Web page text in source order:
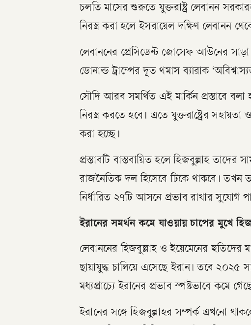
চলতি মাসের শুরুতে যুক্তরাষ্ট্র লেবানন
নিরস্ত্র করা হলে ইসরায়েল দক্ষিণ লেবানন
লেবাননের প্রেসিডেন্ট জোসেফ আউনের সাড়া
ডোনাল্ড ট্রাম্পের দূত থমাস ব্যারাক
সৌদি আরব সমর্থিত এই মার্কিন প্রস্তাবে বলা
নিরস্ত্র করতে হবে। এতে যুক্তরাষ্ট্রের
করা হচ্ছে।
প্রস্তাবটি বাস্তবায়িত হলে হিজবুল্লাহ
রাজনৈতিক দল হিসেবে টিকে থাকবে। তখন
নির্ধারিত ২৭টি আসনে প্রভাব রাখার সুযোগ
ইরানের সমর্থন কমে যাওয়ায় চাপের মুখে
লেবাননের হিজবুল্লাহ ও ইয়েমেনের হুতিদের
ছায়াযুদ্ধ চালিয়ে এসেছে ইরান। তবে ২০২৫
মধ্যপ্রাচ্যে ইরানের প্রভাব স্পষ্টভাবে কমে
ইরানের সঙ্গে হিজবুল্লাহর সম্পর্ক এখনো